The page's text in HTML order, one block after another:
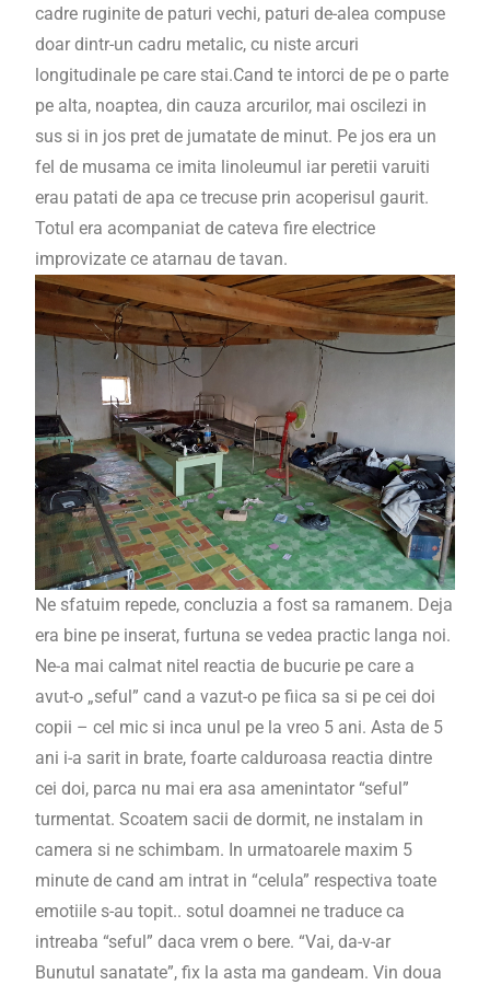
cadre ruginite de paturi vechi, paturi de-alea compuse
doar dintr-un cadru metalic, cu niste arcuri
longitudinale pe care stai.Cand te intorci de pe o parte
pe alta, noaptea, din cauza arcurilor, mai oscilezi in
sus si in jos pret de jumatate de minut. Pe jos era un
fel de musama ce imita linoleumul iar peretii varuiti
erau patati de apa ce trecuse prin acoperisul gaurit.
Totul era acompaniat de cateva fire electrice
improvizate ce atarnau de tavan.
Ne sfatuim repede, concluzia a fost sa ramanem. Deja
era bine pe inserat, furtuna se vedea practic langa noi.
Ne-a mai calmat nitel reactia de bucurie pe care a
avut-o „seful” cand a vazut-o pe fiica sa si pe cei doi
copii – cel mic si inca unul pe la vreo 5 ani. Asta de 5
ani i-a sarit in brate, foarte calduroasa reactia dintre
cei doi, parca nu mai era asa amenintator “seful”
turmentat. Scoatem sacii de dormit, ne instalam in
camera si ne schimbam. In urmatoarele maxim 5
minute de cand am intrat in “celula” respectiva toate
emotiile s-au topit.. sotul doamnei ne traduce ca
intreaba “seful” daca vrem o bere. “Vai, da-v-ar
Bunutul sanatate”, fix la asta ma gandeam. Vin doua